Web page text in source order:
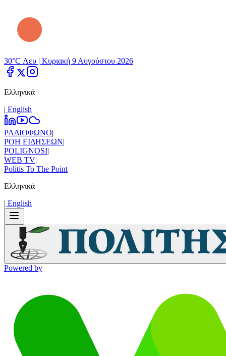
30°C Λευ | Κυριακή 9 Αυγούστου 2026
Ελληνικά
| Εnglish
ΡΑΔΙΟΦΩΝΟ|
ΡΟΗ ΕΙΔΗΣΕΩΝ|
POLIGNOSI|
WEB TV|
Politis To The Point
Ελληνικά
| Εnglish
Powered by